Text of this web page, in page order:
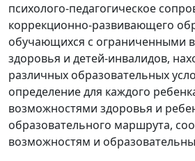
психолого-педагогическое
коррекционно-развивающего
обучающихся с ограниченными
здоровья и детей-инвалидов,
различных образовательных
определение для каждого
возможностями здоровья и
образовательного маршрута,
возможностям и